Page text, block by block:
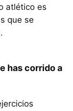
atlético es
que se
has corrido a